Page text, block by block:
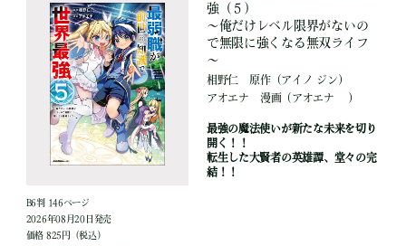
B6判 146ページ
2026年08月20日発売
価格 825円（税込）
強（５）
～俺だけレベル限界がないの
で無限に強くなる無双ライフ
～
相野仁 原作（アイノ ジン）
アオエナ
漫画（アオエナ ）
最強の魔法使いが新たな未来を切り
開く！！
転生した大賢者の英雄譚、堂々の完
結！！